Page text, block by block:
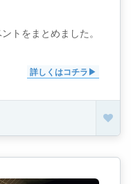
トをまとめました。
詳しくはコチラ